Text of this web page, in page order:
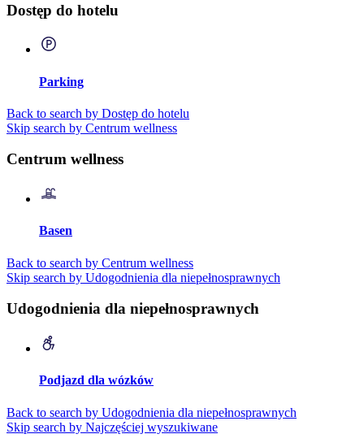
Dostęp do hotelu
Parking
Back to search by Dostęp do hotelu
Skip search by Centrum wellness
Centrum wellness
Basen
Back to search by Centrum wellness
Skip search by Udogodnienia dla niepełnosprawnych
Udogodnienia dla niepełnosprawnych
Podjazd dla wózków
Back to search by Udogodnienia dla niepełnosprawnych
Skip search by Najczęściej wyszukiwane